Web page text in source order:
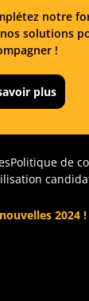
notre
solutions
!
plus
Politique de
2024 !